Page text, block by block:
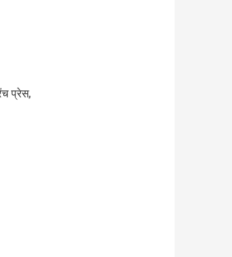
प्रेस,